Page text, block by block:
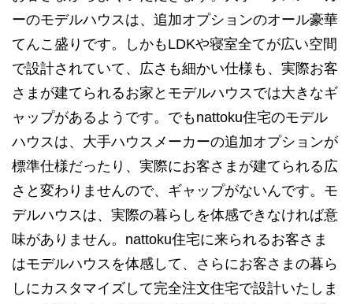
ーのモデルハウスは、追加オプションのオール豪華
てんこ盛りです。しかもLDKや寝室全てが広い空間
で設計されていて、広さも細かい仕様も、実際お客
さまが建てられるお家とモデルハウスでは大きなギ
ャップがあるようです。でもnattoku住宅のモデル
ハウスは、大手ハウスメーカーの追加オプションが
標準仕様だったり、実際にお客さまが建てられる広
さと変わりませんので、ギャップがないんです。モ
デルハウスは、実際の暮らしを体感できなければ意
味がありません。nattoku住宅に来られるお客さま
はモデルハウスを体感して、さらにお客さまの暮ら
しにカスタマイズして完全注文住宅で設計いたしま